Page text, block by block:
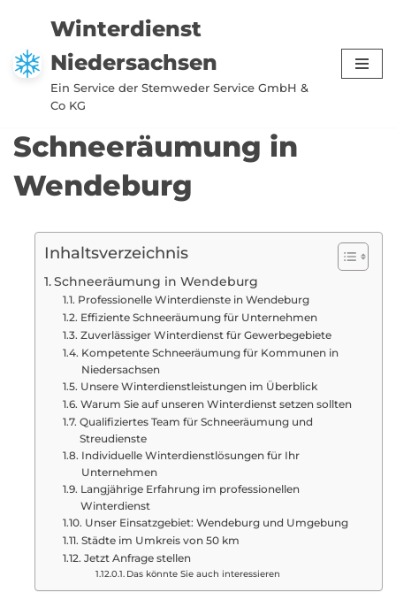
Zum
Inhalt
springen
Winterdienst
Niedersachsen
Ein Service der Stemweder Service GmbH &
Co KG
Schneeräumung in
Wendeburg
Inhaltsverzeichnis
Schneeräumung in Wendeburg
Professionelle Winterdienste in Wendeburg
Effiziente Schneeräumung für Unternehmen
Zuverlässiger Winterdienst für Gewerbegebiete
Kompetente Schneeräumung für Kommunen in
Niedersachsen
Unsere Winterdienstleistungen im Überblick
Warum Sie auf unseren Winterdienst setzen sollten
Qualifiziertes Team für Schneeräumung und
Streudienste
Individuelle Winterdienstlösungen für Ihr
Unternehmen
Langjährige Erfahrung im professionellen
Winterdienst
Unser Einsatzgebiet: Wendeburg und Umgebung
Städte im Umkreis von 50 km
Jetzt Anfrage stellen
Das könnte Sie auch interessieren